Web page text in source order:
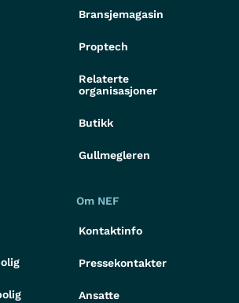
Bransjemagasin
Proptech
Relaterte
organisasjoner
Butikk
Gullmegleren
Om NEF
Kontaktinfo
Pressekontakter
Ansatte